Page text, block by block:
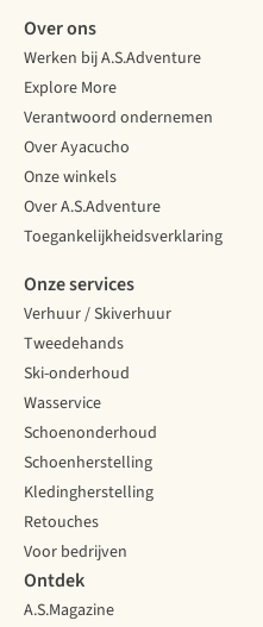
Over ons
Werken bij A.S.Adventure
Explore More
Verantwoord ondernemen
Over Ayacucho
Onze winkels
Over A.S.Adventure
Toegankelijkheidsverklaring
Onze services
Verhuur / Skiverhuur
Tweedehands
Ski-onderhoud
Wasservice
Schoenonderhoud
Schoenherstelling
Kledingherstelling
Retouches
Voor bedrijven
Ontdek
A.S.Magazine